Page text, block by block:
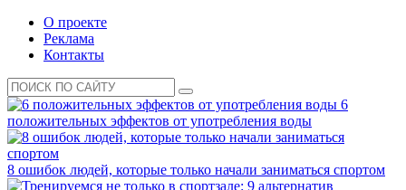
О проекте
Реклама
Контакты
6
положительных эффектов от употребления воды
8 ошибок людей, которые только начали заниматься спортом